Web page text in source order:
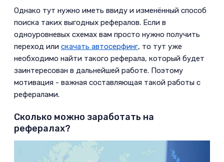
Однако тут нужно иметь ввиду и изменённый способ
поиска таких выгодных рефералов. Если в
одноуровневых схемах вам просто нужно получить
переход или скачать автосерфинг, то тут уже
необходимо найти такого реферала, который будет
заинтересован в дальнейшей работе. Поэтому
мотивация - важная составляющая такой работы с
рефералами.­
Сколько можно заработать на
рефералах?­